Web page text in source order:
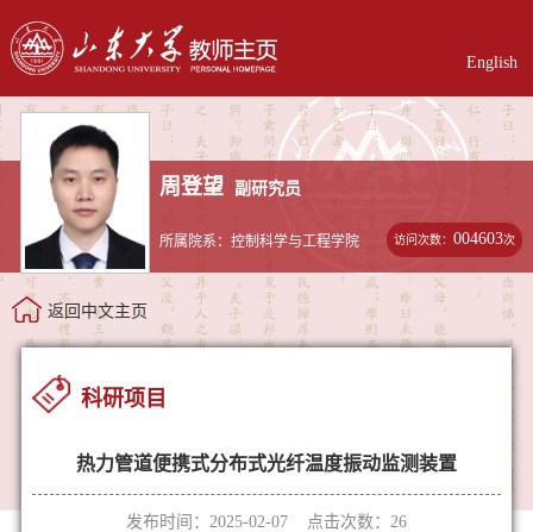
English
周登望 副研究员
所属院系：控制科学与工程学院 访问次数：004603次
返回中文主页
科研项目
热力管道便携式分布式光纤温度振动监测装置
发布时间：2025-02-07 点击次数： 26